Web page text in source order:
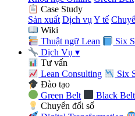
Case Study
Sản xuất Dịch vụ Y tế
Wiki
Thuật ngữ Lean
Six
Dịch Vụ▾
Tư vấn
Lean Consulting
Six
Đào tạo
Green Belt
Black Belt
Chuyển đổi số